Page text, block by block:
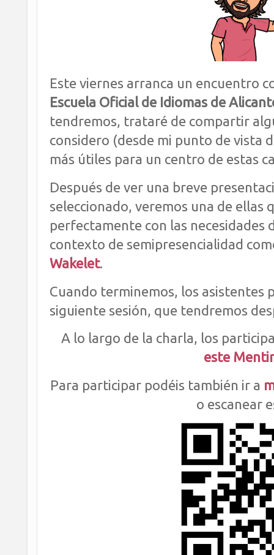
Este viernes arranca un encuentro
Escuela Oficial de Idiomas de
tendremos, trataré de compartir
considero (desde mi punto de vista
más útiles para un centro de estas
Después de ver una breve
seleccionado, veremos una de ellas
perfectamente con las necesidades
contexto de semipresencialidad
Wakelet.
Cuando terminemos, los asistentes
siguiente sesión, que tendremos
A lo largo de la charla, los
este
Para participar podéis también ir a
o escanear